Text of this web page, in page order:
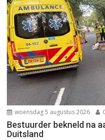
woensdag 5 augustus 2026
Bestuurder bekneld na
Duitsland